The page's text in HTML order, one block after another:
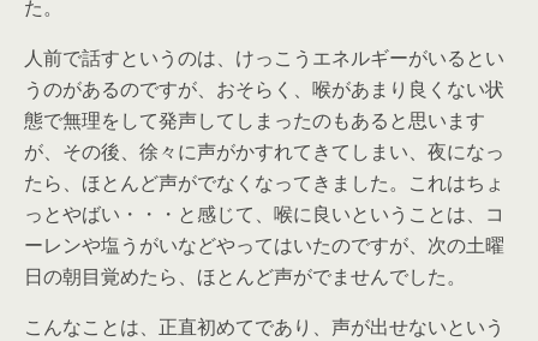
た。
人前で話すというのは、けっこうエネルギーがいるとい
うのがあるのですが、おそらく、喉があまり良くない状
態で無理をして発声してしまったのもあると思います
が、その後、徐々に声がかすれてきてしまい、夜になっ
たら、ほとんど声がでなくなってきました。これはちょ
っとやばい・・・と感じて、喉に良いということは、コ
ーレンや塩うがいなどやってはいたのですが、次の土曜
日の朝目覚めたら、ほとんど声がでませんでした。
こんなことは、正直初めてであり、声が出せないという